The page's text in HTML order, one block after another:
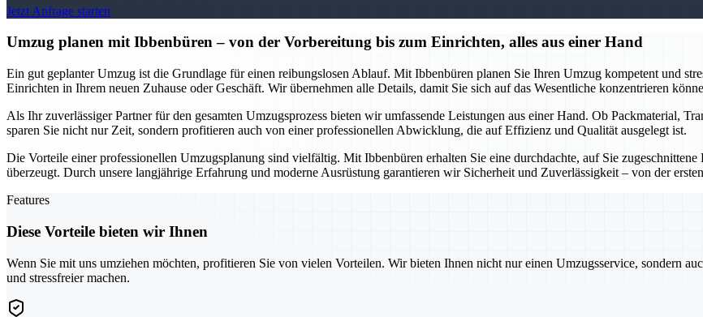
Jetzt Anfrage starten
Umzug planen mit Ibbenbüren – von der Vorbereitung bis zum Einrichten, alles aus einer Hand
Ein gut geplanter Umzug ist die Grundlage für einen reibungslosen Ablauf. Mit Ibbenbüren planen Sie Ihren Umzug kompetent und
Einrichten in Ihrem neuen Zuhause oder Geschäft. Wir übernehmen alle Details, damit Sie sich auf das Wesentliche konzentrieren
Als Ihr zuverlässiger Partner für den gesamten Umzugsprozess bieten wir umfassende Leistungen aus einer Hand. Ob Packmaterial,
sparen Sie nicht nur Zeit, sondern profitieren auch von einer professionellen Abwicklung, die auf Effizienz und Qualität ausgelegt ist.
Die Vorteile einer professionellen Umzugsplanung sind vielfältig. Mit Ibbenbüren erhalten Sie eine durchdachte, auf Sie
überzeugt. Durch unsere langjährige Erfahrung und moderne Ausrüstung garantieren wir Sicherheit und Zuverlässigkeit – von der
Features
Diese Vorteile bieten wir Ihnen
Wenn Sie mit uns umziehen möchten, profitieren Sie von vielen Vorteilen. Wir bieten Ihnen nicht nur einen Umzugsservice, sondern
und stressfreier machen.